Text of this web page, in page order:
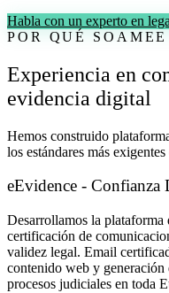
Habla con un experto en
POR QUÉ SOAMEE
Experiencia en
evidencia digital
Hemos construido
los estándares más
eEvidence - Confianza
Desarrollamos la plataforma
certificación de
validez legal. Email
contenido web y generación
procesos judiciales en toda